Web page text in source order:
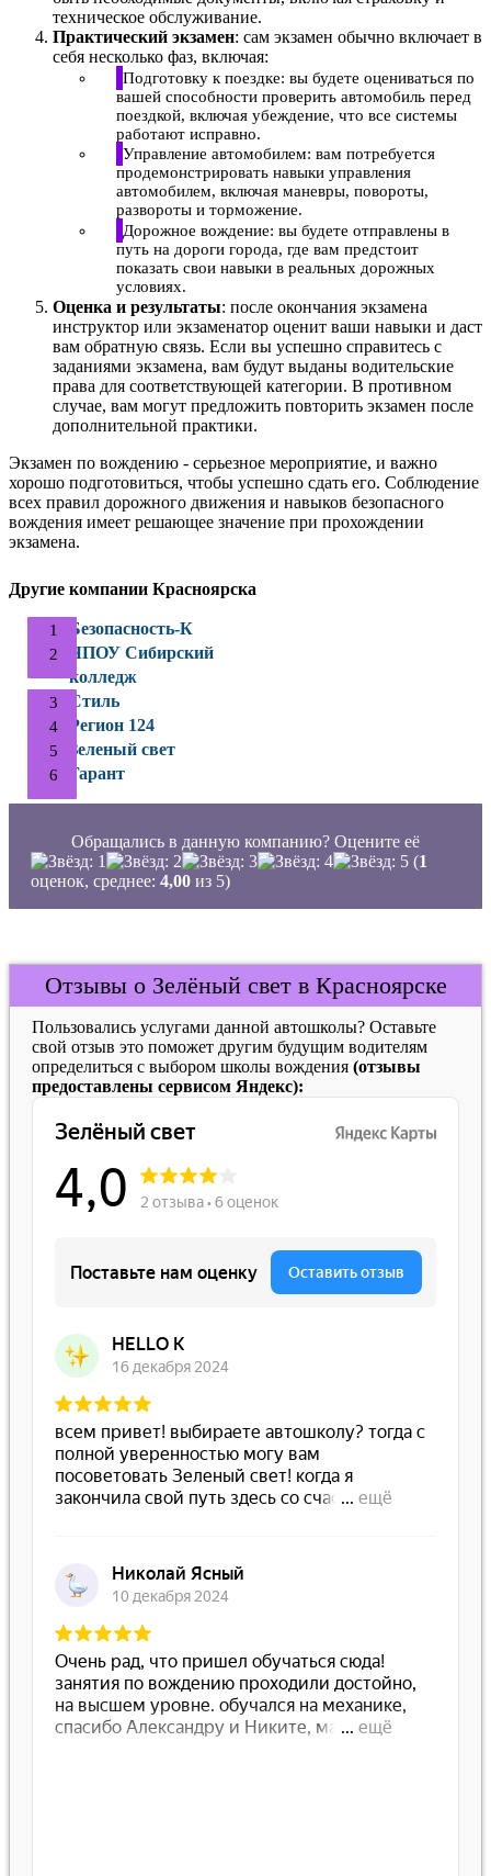
техническое обслуживание.
Практический экзамен: сам экзамен обычно включает в
себя несколько фаз, включая:
Подготовку к поездке: вы будете оцениваться по
вашей способности проверить автомобиль перед
поездкой, включая убеждение, что все системы
работают исправно.
Управление автомобилем: вам потребуется
продемонстрировать навыки управления
автомобилем, включая маневры, повороты,
развороты и торможение.
Дорожное вождение: вы будете отправлены в
путь на дороги города, где вам предстоит
показать свои навыки в реальных дорожных
условиях.
Оценка и результаты: после окончания экзамена
инструктор или экзаменатор оценит ваши навыки и даст
вам обратную связь. Если вы успешно справитесь с
заданиями экзамена, вам будут выданы водительские
права для соответствующей категории. В противном
случае, вам могут предложить повторить экзамен после
дополнительной практики.
Экзамен по вождению - серьезное мероприятие, и важно
хорошо подготовиться, чтобы успешно сдать его. Соблюдение
всех правил дорожного движения и навыков безопасного
вождения имеет решающее значение при прохождении
экзамена.
Другие компании Красноярска
Безопасность-К
ЧПОУ Сибирский
колледж
Стиль
Регион 124
Зеленый свет
Гарант
Обращались в данную компанию? Оцените её
(1
оценок, среднее: 4,00 из 5)
Отзывы о Зелёный свет в Красноярске
Пользовались услугами данной автошколы? Оставьте
свой отзыв это поможет другим будущим водителям
определиться с выбором школы вождения (отзывы
предоставлены сервисом Яндекс):